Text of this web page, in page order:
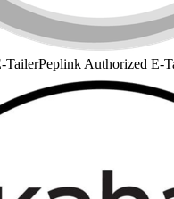
TailerPeplink Authorized E-